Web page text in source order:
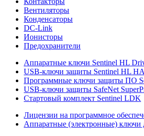
Вентиляторы
Конденсаторы
DC-Link
Ионисторы
Предохранители
Аппаратные ключи Sentinel HL
USB-ключи защиты Sentinel HL
Программные ключи защиты ПО
USB-ключи защиты SafeNet
Стартовый комплект Sentinel LDK
Лицензии на программное
Аппаратные (электронные)